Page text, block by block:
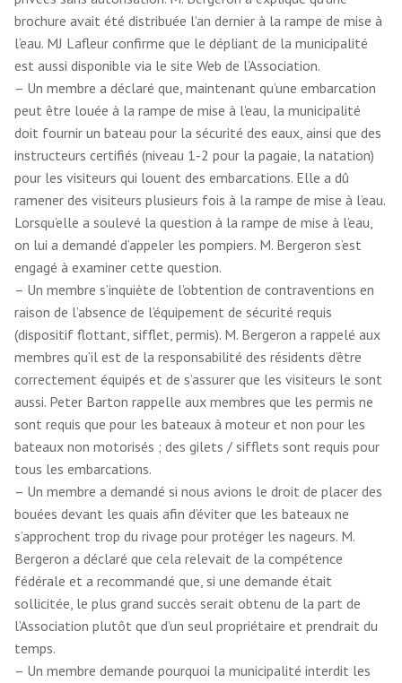
brochure avait été distribuée l’an dernier à la rampe de mise à
l’eau. MJ Lafleur confirme que le dépliant de la municipalité
est aussi disponible via le site Web de l’Association.
– Un membre a déclaré que, maintenant qu’une embarcation
peut être louée à la rampe de mise à l’eau, la municipalité
doit fournir un bateau pour la sécurité des eaux, ainsi que des
instructeurs certifiés (niveau 1-2 pour la pagaie, la natation)
pour les visiteurs qui louent des embarcations. Elle a dû
ramener des visiteurs plusieurs fois à la rampe de mise à l’eau.
Lorsqu’elle a soulevé la question à la rampe de mise à l’eau,
on lui a demandé d’appeler les pompiers. M. Bergeron s’est
engagé à examiner cette question.
– Un membre s’inquiète de l’obtention de contraventions en
raison de l’absence de l’équipement de sécurité requis
(dispositif flottant, sifflet, permis). M. Bergeron a rappelé aux
membres qu’il est de la responsabilité des résidents d’être
correctement équipés et de s’assurer que les visiteurs le sont
aussi. Peter Barton rappelle aux membres que les permis ne
sont requis que pour les bateaux à moteur et non pour les
bateaux non motorisés ; des gilets / sifflets sont requis pour
tous les embarcations.
– Un membre a demandé si nous avions le droit de placer des
bouées devant les quais afin d’éviter que les bateaux ne
s’approchent trop du rivage pour protéger les nageurs. M.
Bergeron a déclaré que cela relevait de la compétence
fédérale et a recommandé que, si une demande était
sollicitée, le plus grand succès serait obtenu de la part de
l’Association plutôt que d’un seul propriétaire et prendrait du
temps.
– Un membre demande pourquoi la municipalité interdit les